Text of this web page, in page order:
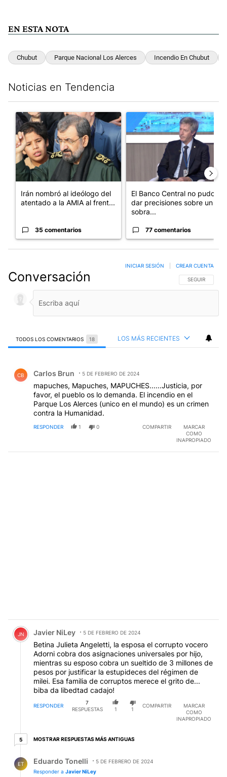
EN ESTA NOTA
Chubut Parque Nacional Los Alerces Incendio En Chubut
Noticias en Tendencia
Un artículo de tendencia con el título "Irán nombró al ideólogo
Irán nombró al ideólogo del
atentado a la AMIA al frent...
35 comentarios
Un artículo de tendencia
El Banco Central no pudo
dar precisiones sobre un
sobra...
77 comentarios
Conversación SIGA ESTA
SEGUIR
INICIAR SESIÓN CREAR CUENTA
TODOS LOS COMENTARIOS 18 LOS MÁS RECIENTES
CB Carlos Brun 5 DE FEBRERO DE 2024
mapuches, Mapuches, MAPUCHES......Justicia, por
favor, el pueblo os lo demanda. El incendio en el
Parque Los Alerces (unico en el mundo) es un crimen
contra la Humanidad.
RESPONDER 1 0 COMPARTIR
MARCAR
COMO
INAPROPIADO
Comentario de Javier NiLey.
JN Javier NiLey 5 DE FEBRERO DE 2024
Betina Julieta Angeletti, la esposa el corrupto vocero
Adorni cobra dos asignaciones universales por hijo,
mientras su esposo cobra un sueltido de 3 millones de
pesos por justificar la estupideces del régimen de
milei. Esa familia de corruptos merece el grito de...
biba da libedtad cadajo!
RESPONDER
7
RESPUESTAS
1 1
COMPARTIR
MARCAR
COMO
INAPROPIADO
55 respuestas más antiguas
MOSTRAR RESPUESTAS MÁS ANTIGUAS
ET Eduardo Tonelli
5 DE FEBRERO DE 2024
Responder a Javier NiLey